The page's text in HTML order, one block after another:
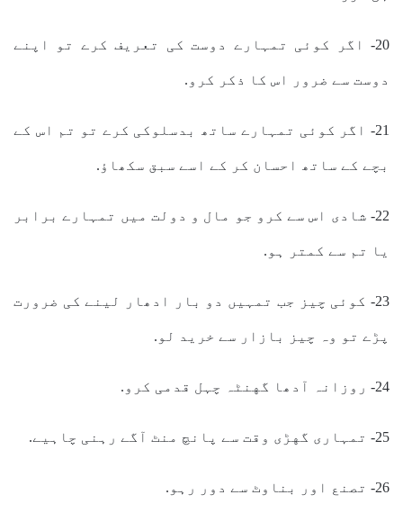
20- اگر کوئی تمہارے دوست کی تعریف کرے تو اپنے
دوست سے ضرور اس کا ذکر کرو.
21- اگر کوئی تمہارے ساتھ بدسلوکی کرے تو تم اس کے
بچے کے ساتھ احسان کر کے اسے سبق سکھاؤ.
22- شادی اس سے کرو جو مال و دولت میں تمہارے برابر
یا تم سے کمتر ہو.
23- کوئی چیز جب تمہیں دو بار ادھار لینے کی ضرورت
پڑے تو وہ چیز بازار سے خرید لو.
24- روزانہ آدھا گهنٹہ چہل قدمی کرو.
25- تمہاری گهڑی وقت سے پانچ منٹ آگے رہنی چاہیے.
26- تصنع اور بناوٹ سے دور رہو.